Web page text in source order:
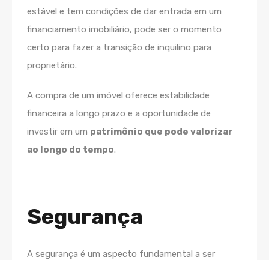
estável e tem condições de dar entrada em um
financiamento imobiliário, pode ser o momento
certo para fazer a transição de inquilino para
proprietário.
A compra de um imóvel oferece estabilidade
financeira a longo prazo e a oportunidade de
investir em um patrimônio que pode valorizar
ao longo do tempo.
Segurança
A segurança é um aspecto fundamental a ser